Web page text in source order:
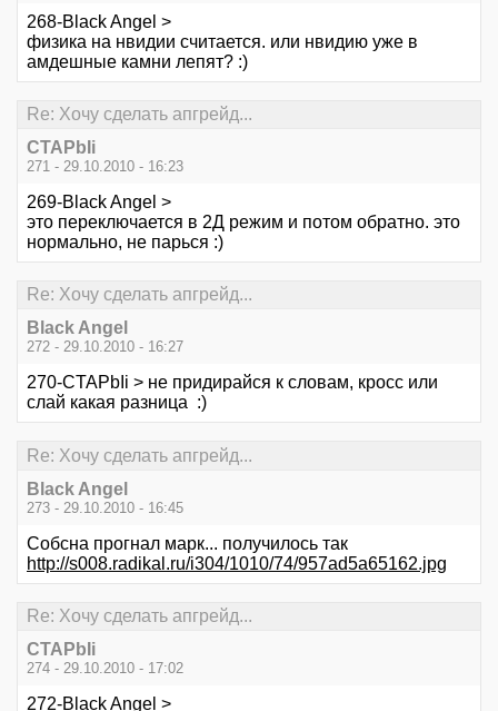
268-Black Angel >
физика на нвидии считается. или нвидию уже в
амдешные камни лепят? :)
Re: Хочу сделать апгрейд...
CTAPbIi
271 - 29.10.2010 - 16:23
269-Black Angel >
это переключается в 2Д режим и потом обратно. это
нормально, не парься :)
Re: Хочу сделать апгрейд...
Black Angel
272 - 29.10.2010 - 16:27
270-CTAPbIi > не придирайся к словам, кросс или
слай какая разница :)
Re: Хочу сделать апгрейд...
Black Angel
273 - 29.10.2010 - 16:45
Собсна прогнал марк... получилось так
http://s008.radikal.ru/i304/1010/74/957ad5a65162.jpg
Re: Хочу сделать апгрейд...
CTAPbIi
274 - 29.10.2010 - 17:02
272-Black Angel >